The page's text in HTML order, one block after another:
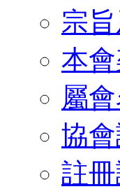
宗
本
屬
協
註